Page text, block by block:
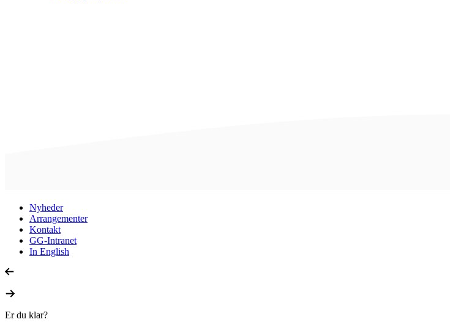
Nyheder
Arrangementer
Kontakt
GG-Intranet
In English
Er du klar?